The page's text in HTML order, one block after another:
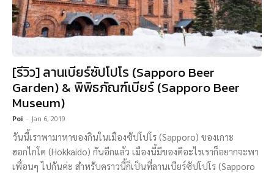
[รีวิว] ลานเบียร์ซัปโปโร (Sapporo Beer
Garden) & พิพิธภัณฑ์เบียร์ (Sapporo Beer
Museum)
Poi - Jan 6, 2019
วันนี้เราพามาหาของกินในเมืองซัปโปโร (Sapporo) ของเกาะ
ฮอกไกโด (Hokkaido) กันอีกแล้ว เมืองนี้มีของดีอะไรเราก็อยากจะพา
เพื่อนๆ ไปกันค่ะ สำหรับคราวนี้ก็เป็นที่ลานเบียร์ซัปโปโร (Sapporo